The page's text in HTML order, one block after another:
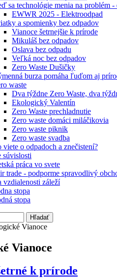
sa technológie menia na problém -
EWWR 2025 - Elektroodpad
a spomienky bez odpadov
Vianoce šetrnejšie k prírode
Mikuláš bez odpadov
Oslava bez odpadu
Veľká noc bez odpadov
Zero Waste Dušičky
burza pomáha ľuďom aj
waste
Dva týždne Zero Waste, dva
Ekologický Valentín
Zero Waste prechladnutie
Zero waste domáci miláčikovia
Zero waste piknik
Zero waste svadba
viete o odpadoch a znečistení?
súvislosti
práca vo svete
trade - podporme spravodlivý
vzdialenosti záleží
stopa
stopa
Vianoce
Vianoce
k prírode